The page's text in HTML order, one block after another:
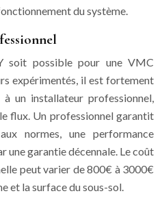
du système.
soit possible pour une VMC
expérimentés, il est fortement
un installateur professionnel,
flux. Un professionnel garantit
normes, une performance
une garantie décennale. Le coût
peut varier de 800€ à 3000€
et la surface du sous-sol.